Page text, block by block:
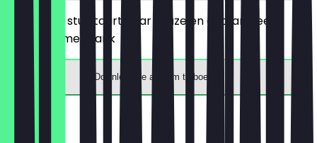
Bestel een stuk taart naar keuze en ontvang een
gratis warme drank
Download de app om te boeken
Menu